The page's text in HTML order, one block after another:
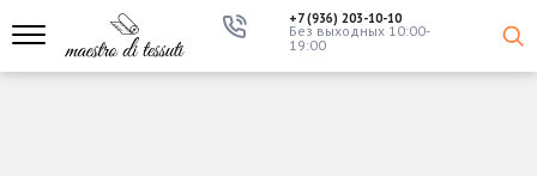
+7 (936) 203-10-10
Без выходных 10:00-
19:00